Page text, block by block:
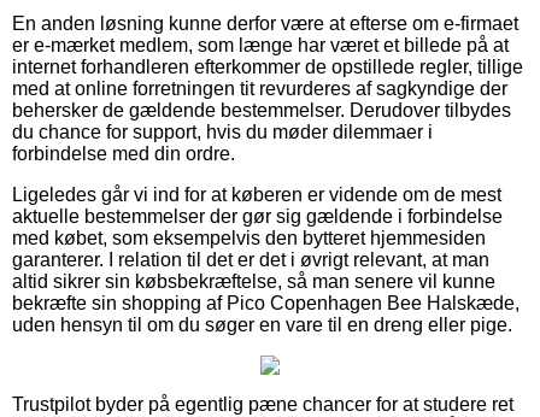
En anden løsning kunne derfor være at efterse om e-firmaet
er e-mærket medlem, som længe har været et billede på at
internet forhandleren efterkommer de opstillede regler, tillige
med at online forretningen tit revurderes af sagkyndige der
behersker de gældende bestemmelser. Derudover tilbydes
du chance for support, hvis du møder dilemmaer i
forbindelse med din ordre.
Ligeledes går vi ind for at køberen er vidende om de mest
aktuelle bestemmelser der gør sig gældende i forbindelse
med købet, som eksempelvis den bytteret hjemmesiden
garanterer. I relation til det er det i øvrigt relevant, at man
altid sikrer sin købsbekræftelse, så man senere vil kunne
bekræfte sin shopping af Pico Copenhagen Bee Halskæde,
uden hensyn til om du søger en vare til en dreng eller pige.
Trustpilot byder på egentlig pæne chancer for at studere ret